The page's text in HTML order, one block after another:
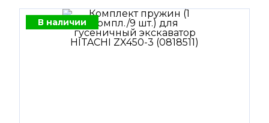
В наличии